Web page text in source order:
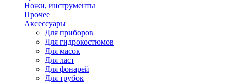
Ножи, инструменты
Прочее
Аксессуары
Для приборов
Для гидрокостюмов
Для масок
Для ласт
Для фонарей
Для трубок